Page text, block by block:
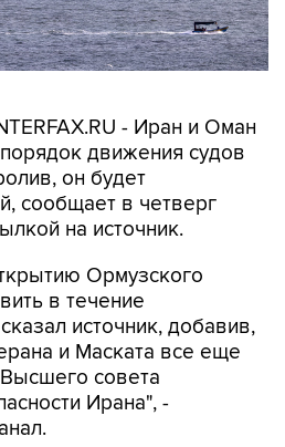
- Иран и Оман
порядок движения судов
он будет
сообщает в четверг
на источник.
Ормузского
в течение
источник, добавив,
и Маската все еще
совета
Ирана", -